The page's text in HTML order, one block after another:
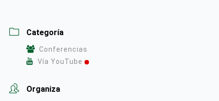
Categoría
Conferencias
Vía YouTube
Organiza